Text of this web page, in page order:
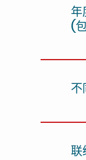
年
(
不
联